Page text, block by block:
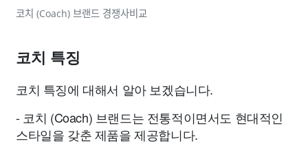
코치 (Coach) 브랜드 경쟁사비교
코치 특징
코치 특징에 대해서 알아 보겠습니다.
- 코치 (Coach) 브랜드는 전통적이면서도 현대적인
스타일을 갖춘 제품을 제공합니다.